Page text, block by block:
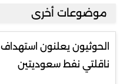
موضوعات أخرى
الحوثيون يعلنون استهداف
ناقلتي نفط سعوديتين